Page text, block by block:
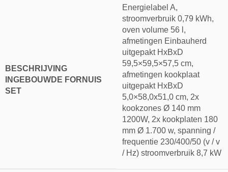
BESCHRIJVING
INGEBOUWDE FORNUIS
SET
Energielabel A,
stroomverbruik 0,79 kWh,
oven volume 56 l,
afmetingen Einbauherd
uitgepakt HxBxD
59,5×59,5×57,5 cm,
afmetingen kookplaat
uitgepakt HxBxD
5,0×58,0x51,0 cm, 2x
kookzones Ø 140 mm
1200W, 2x kookplaten 180
mm Ø 1.700 w, spanning /
frequentie 230/400/50 (v / v
/ Hz) stroomverbruik 8,7 kW